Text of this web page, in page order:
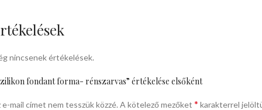
nincsenek értékelések.
fondant forma- rénszarvas” értékelése elsőként
e-mail címet nem tesszük közzé. A kötelező mezőket * karakterrel